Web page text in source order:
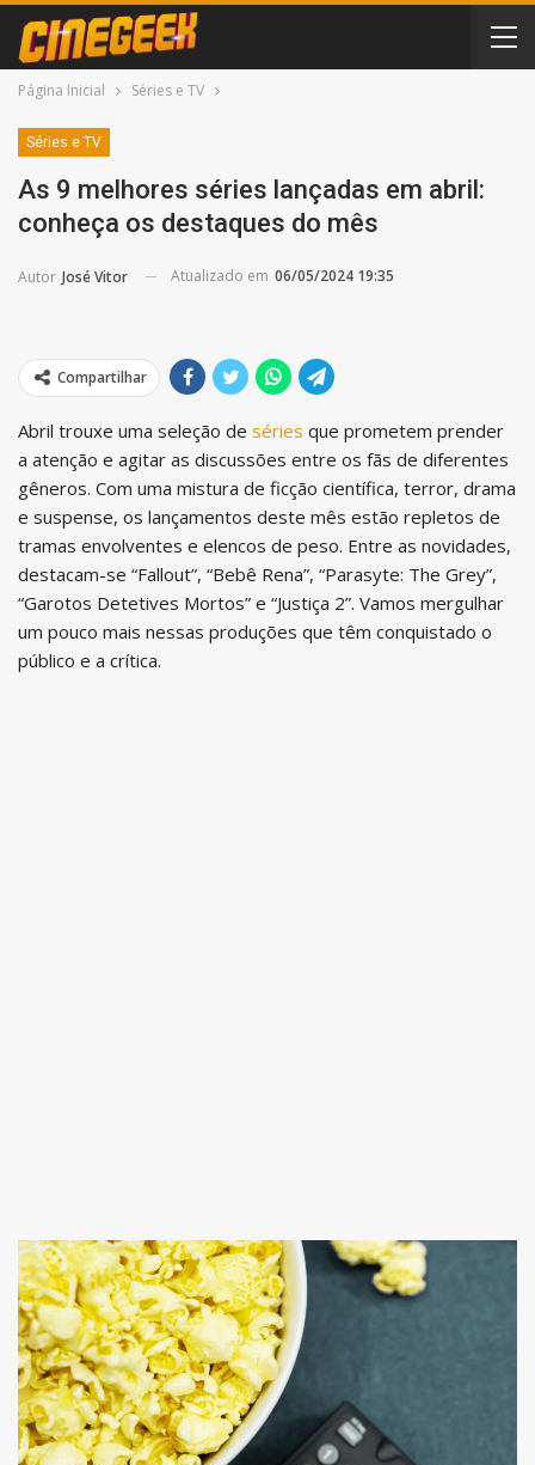
Página Inicial Séries e TV
Séries e TV
As 9 melhores séries lançadas em abril:
conheça os destaques do mês
Autor José Vitor Atualizado em 06/05/2024 19:35
Compartilhar
Abril trouxe uma seleção de séries que prometem prender
a atenção e agitar as discussões entre os fãs de diferentes
gêneros. Com uma mistura de ficção científica, terror, drama
e suspense, os lançamentos deste mês estão repletos de
tramas envolventes e elencos de peso. Entre as novidades,
destacam-se “Fallout”, “Bebê Rena”, “Parasyte: The Grey”,
“Garotos Detetives Mortos” e “Justiça 2”. Vamos mergulhar
um pouco mais nessas produções que têm conquistado o
público e a crítica.